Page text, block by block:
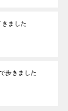
ました
歩きました